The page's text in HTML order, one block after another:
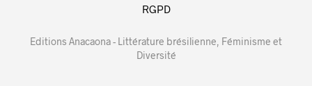
RGPD
Editions Anacaona - Littérature brésilienne, Féminisme et
Diversité